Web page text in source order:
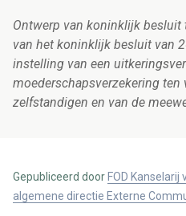
Ontwerp van koninklijk
van het koninklijk besluit van
instelling van een
moederschapsverzekering ten
zelfstandigen en van de
Gepubliceerd door FOD
algemene directie Externe